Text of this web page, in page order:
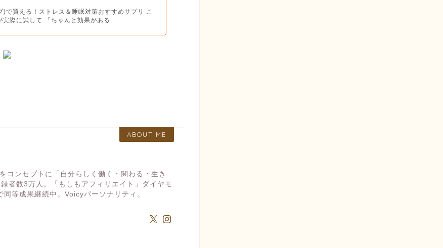
で買える！ストレス＆睡眠対策おすすめサプリ こ
実際に試して 「ちゃんと効果がある...
ABOUT ME
コンセプトに「自分らしく働く・関わる・生き
者数3万人。「もしもアフィリエイト」ダイヤモ
等成果継続中。Voicyパーソナリティ。